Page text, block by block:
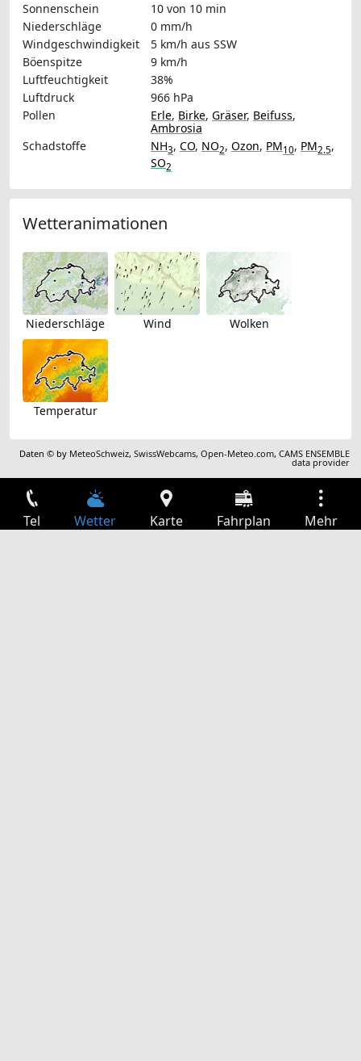
Sonnenschein
10 von 10 min
Niederschläge
0 mm/h
Windgeschwindigkeit
5 km/h aus SSW
Böenspitze
9 km/h
Luftfeuchtigkeit
38%
Luftdruck
966 hPa
Pollen
Erle, Birke, Gräser, Beifuss,
Ambrosia
Schadstoffe
NH3, CO, NO2, Ozon, PM10, PM2.5,
SO2
Wetteranimationen
Niederschläge Wind Wolken
Temperatur
Daten © by MeteoSchweiz,SwissWebcams,Open-Meteo.com,CAMS ENSEMBLE
data provider
Tel Wetter Karte Fahrplan Mehr